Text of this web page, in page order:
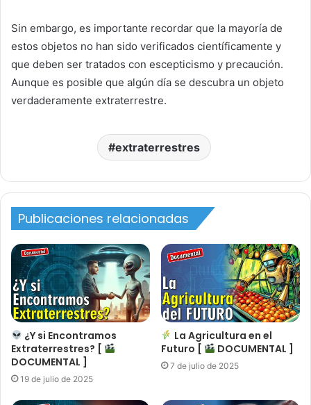
Sin embargo, es importante recordar que la mayoría de
estos objetos no han sido verificados científicamente y
que deben ser tratados con escepticismo y precaución.
Aunque es posible que algún día se descubra un objeto
verdaderamente extraterrestre.
extraterrestres
Publicaciones relacionadas
¿Y si Encontramos
Extraterrestres? [
DOCUMENTAL ]
19 de julio de 2025
La Agricultura en el
Futuro [
DOCUMENTAL ]
7 de julio de 2025